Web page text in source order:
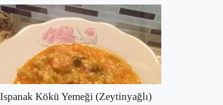
Ispanak Kökü Yemeği (Zeytinyağlı)